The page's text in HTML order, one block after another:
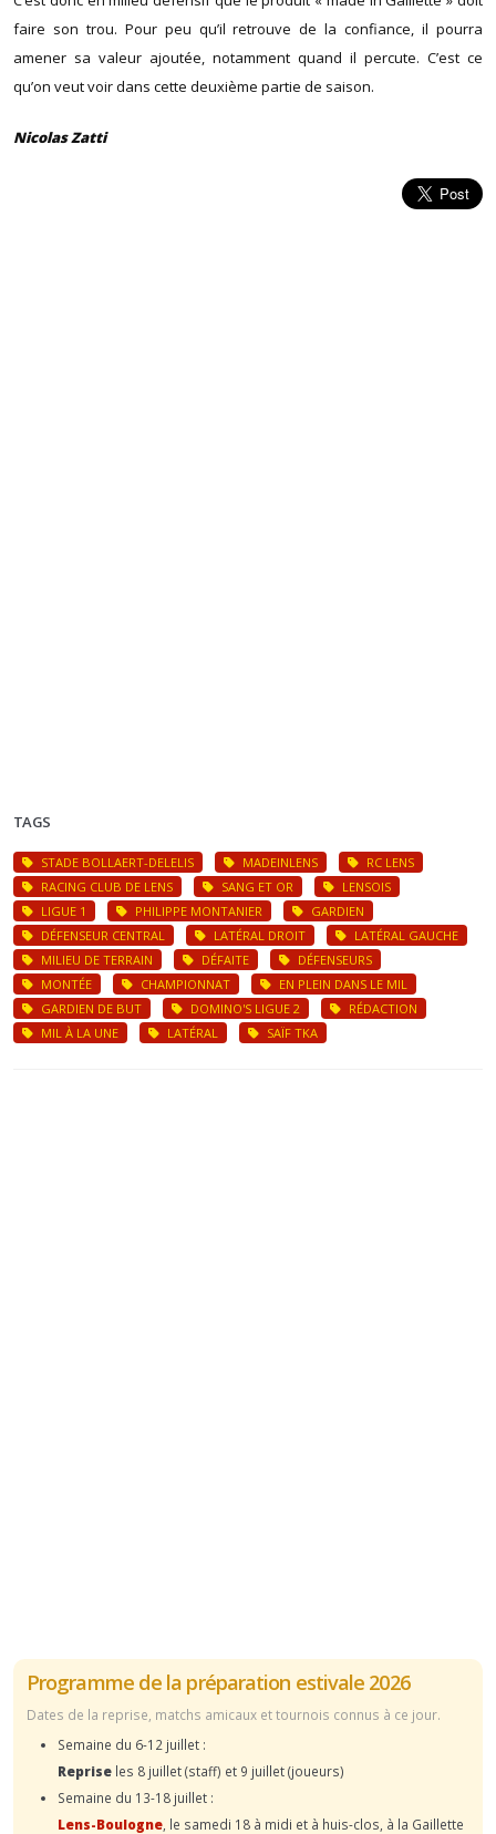
faire son trou. Pour peu qu’il retrouve de la confiance, il pourra
amener sa valeur ajoutée, notamment quand il percute. C’est ce
qu’on veut voir dans cette deuxième partie de saison.
Nicolas Zatti
TAGS
STADE BOLLAERT-DELELIS MADEINLENS
RC LENS
RACING CLUB DE LENS
SANG ET OR
LENSOIS
LIGUE 1
PHILIPPE MONTANIER
GARDIEN
DÉFENSEUR CENTRAL
LATÉRAL DROIT
LATÉRAL GAUCHE
MILIEU DE TERRAIN
DÉFAITE
DÉFENSEURS
MONTÉE
CHAMPIONNAT
EN PLEIN DANS LE MIL
GARDIEN DE BUT
DOMINO'S LIGUE 2
RÉDACTION
MIL À LA UNE
LATÉRAL SAÏF TKA
Programme de la préparation estivale 2026
Dates de la reprise, matchs amicaux et tournois connus à ce jour.
Semaine du 6-12 juillet :
Reprise les 8 juillet (staff) et 9 juillet (joueurs)
Semaine du 13-18 juillet :
Lens-Boulogne , le samedi 18 à midi et à huis-clos, à la Gaillette